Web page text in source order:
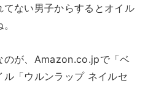
てない男子からするとオイル
のが、Amazon.co.jpで「ベ
「ウルンラップ ネイルセ